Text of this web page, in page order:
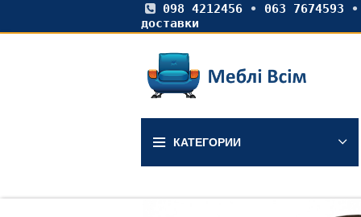
098 4212456• 063 7674593
доставки
КАТЕГОРИИ